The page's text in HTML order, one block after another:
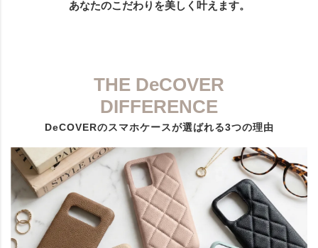
あなたのこだわりを美しく叶えます。
THE DeCOVER
DIFFERENCE
DeCOVERのスマホケースが選ばれる3つの理由